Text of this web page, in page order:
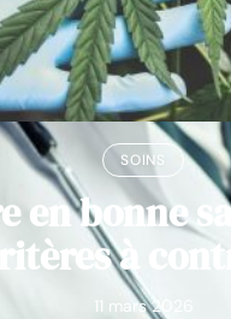
SOINS
en bonne
à
11 mars 2026